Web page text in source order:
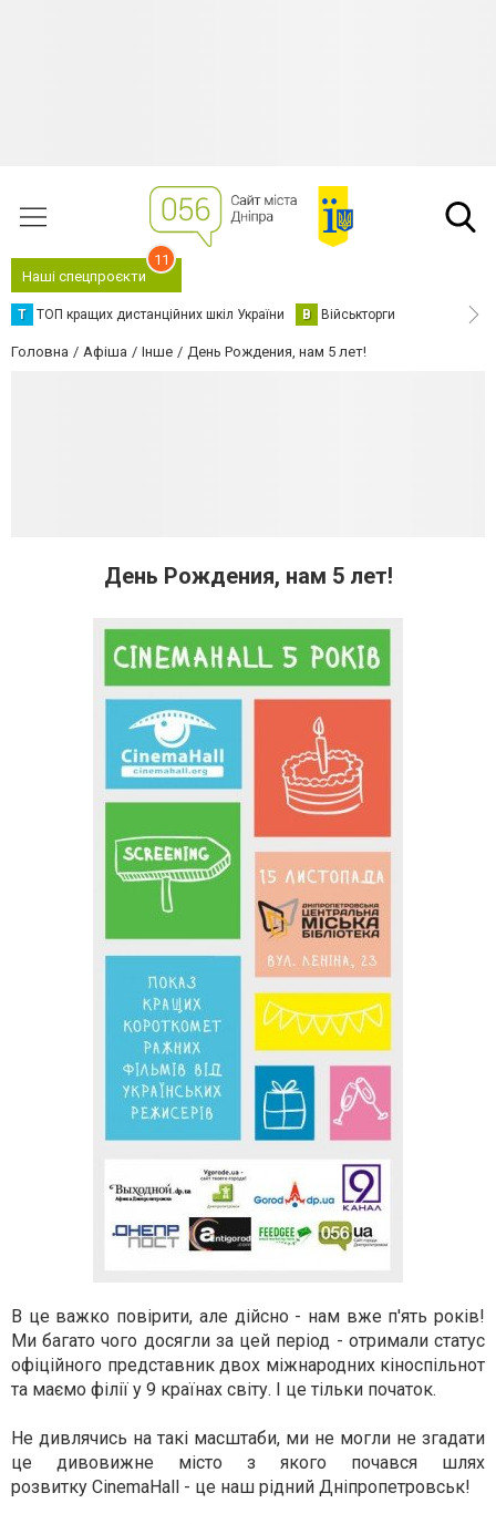
Наші спецпроєкти
11
Т ТОП кращих дистанційних шкіл України В Військторги
Головна Афіша Інше День Рождения, нам 5 лет!
День Рождения, нам 5 лет!
В це важко повірити, але дійсно - нам вже п'ять років!
Ми багато чого досягли за цей період - отримали статус
офіційного представник двох міжнародних кіноспільнот
та маємо філії у 9 країнах світу. І це тільки початок.
Не дивлячись на такі масштаби, ми не могли не згадати
це дивовижне місто з якого почався шлях
розвитку CinemaHall - це наш рідний Дніпропетровськ!